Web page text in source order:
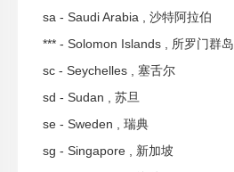
sa - Saudi Arabia , 沙特阿拉伯
*** - Solomon Islands , 所罗门群岛
sc - Seychelles , 塞舌尔
sd - Sudan , 苏旦
se - Sweden , 瑞典
sg - Singapore , 新加坡